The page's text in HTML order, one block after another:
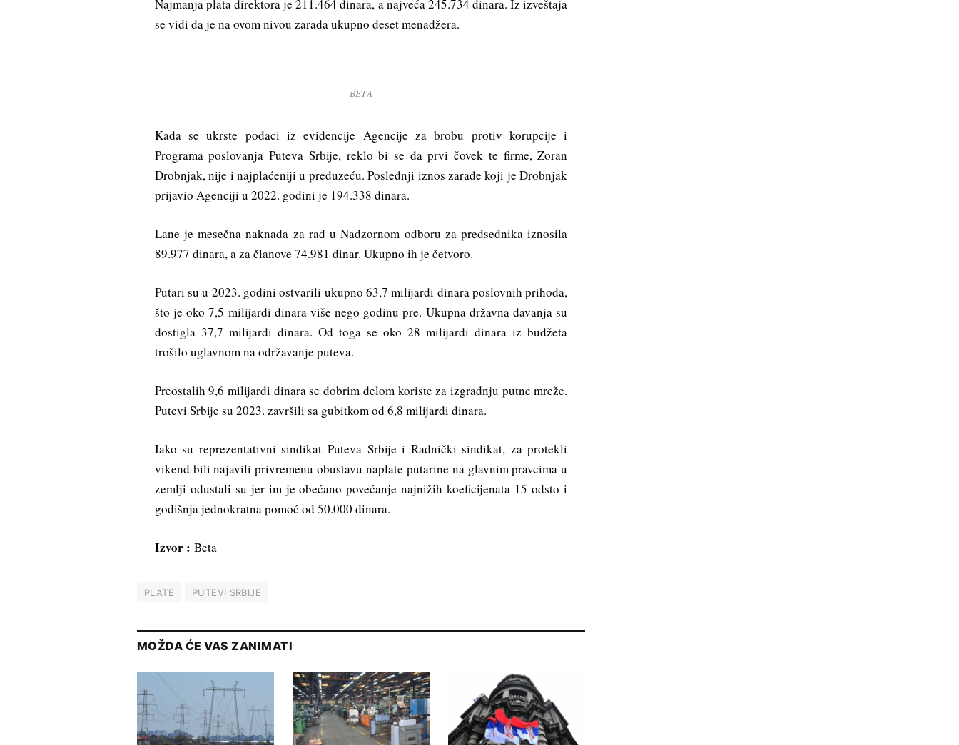
Najmanja plata direktora je 211.464 dinara, a najveća 245.734 dinara. Iz izveštaja
se vidi da je na ovom nivou zarada ukupno deset menadžera.
BETA
Kada se ukrste podaci iz evidencije Agencije za brobu protiv korupcije i
Programa poslovanja Puteva Srbije, reklo bi se da prvi čovek te firme, Zoran
Drobnjak, nije i najplaćeniji u preduzeću. Poslednji iznos zarade koji je Drobnjak
prijavio Agenciji u 2022. godini je 194.338 dinara.
Lane je mesečna naknada za rad u Nadzornom odboru za predsednika iznosila
89.977 dinara, a za članove 74.981 dinar. Ukupno ih je četvoro.
Putari su u 2023. godini ostvarili ukupno 63,7 milijardi dinara poslovnih prihoda,
što je oko 7,5 milijardi dinara više nego godinu pre. Ukupna državna davanja su
dostigla 37,7 milijardi dinara. Od toga se oko 28 milijardi dinara iz budžeta
trošilo uglavnom na održavanje puteva.
Preostalih 9,6 milijardi dinara se dobrim delom koriste za izgradnju putne mreže.
Putevi Srbije su 2023. završili sa gubitkom od 6,8 milijardi dinara.
Iako su reprezentativni sindikat Puteva Srbije i Radnički sindikat, za protekli
vikend bili najavili privremenu obustavu naplate putarine na glavnim pravcima u
zemlji odustali su jer im je obećano povećanje najnižih koeficijenata 15 odsto i
godišnja jednokratna pomoć od 50.000 dinara.
Izvor : Beta
PLATE PUTEVI SRBIJE
MOŽDA ĆE VAS ZANIMATI